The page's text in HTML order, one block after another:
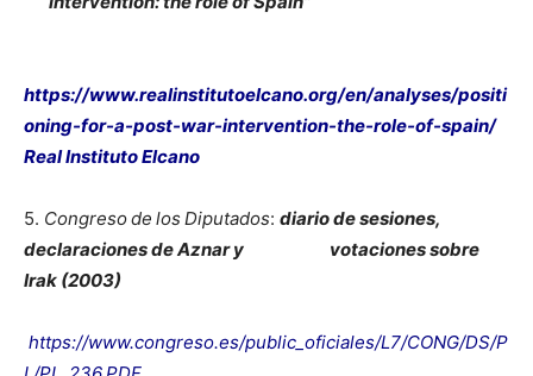
https://www.realinstitutoelcano.org/en/analyses/positi
oning-for-a-post-war-intervention-the-role-of-spain/
Real Instituto Elcano
5. Congreso de los Diputados: diario de sesiones,
declaraciones de Aznar y votaciones sobre
Irak (2003)
https://www.congreso.es/public_oficiales/L7/CONG/DS/P